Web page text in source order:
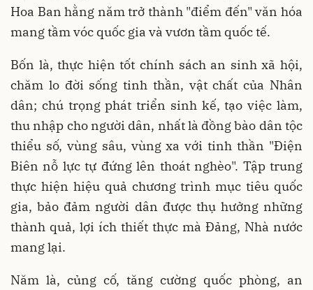
Hoa Ban hằng năm trở thành "điểm đến" văn hóa
mang tầm vóc quốc gia và vươn tầm quốc tế.
Bốn là, thực hiện tốt chính sách an sinh xã hội,
chăm lo đời sống tinh thần, vật chất của Nhân
dân; chú trọng phát triển sinh kế, tạo việc làm,
thu nhập cho người dân, nhất là đồng bào dân tộc
thiểu số, vùng sâu, vùng xa với tinh thần "Điện
Biên nỗ lực tự đứng lên thoát nghèo". Tập trung
thực hiện hiệu quả chương trình mục tiêu quốc
gia, bảo đảm người dân được thụ hưởng những
thành quả, lợi ích thiết thực mà Đảng, Nhà nước
mang lại.
Năm là, củng cố, tăng cường quốc phòng, an